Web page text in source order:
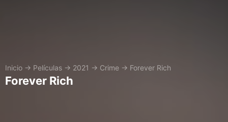
Inicio → Películas → 2021 → Crime → Forever Rich
Forever Rich